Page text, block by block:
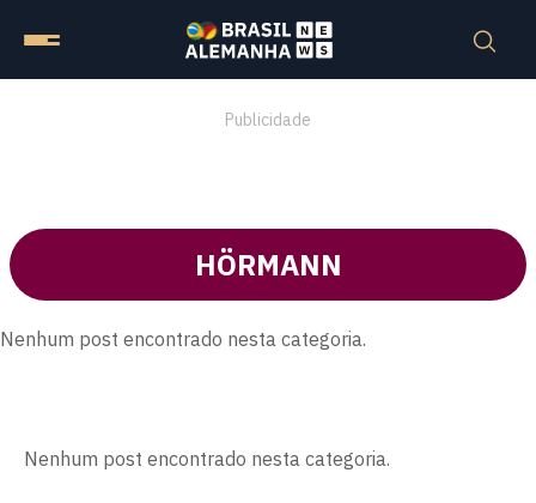
Publicidade
HÖRMANN
Nenhum post encontrado nesta categoria.
Nenhum post encontrado nesta categoria.